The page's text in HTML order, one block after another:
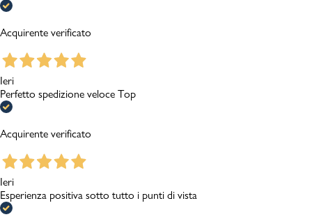
Acquirente verificato
Ieri
Perfetto spedizione veloce Top
Acquirente verificato
Ieri
Esperienza positiva sotto tutto i punti di vista